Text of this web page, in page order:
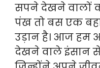
सपने देखने वालों
पंख तो बस एक
उड़ान है। आज हम
देखने वाले इंसान